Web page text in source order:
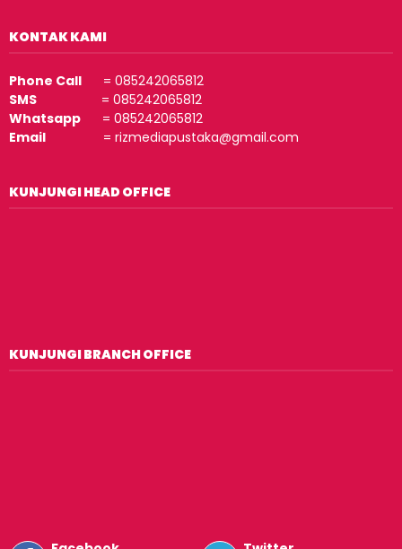
KONTAK KAMI
Phone Call = 085242065812
SMS = 085242065812
Whatsapp = 085242065812
Email = rizmediapustaka@gmail.com
KUNJUNGI HEAD OFFICE
KUNJUNGI BRANCH OFFICE